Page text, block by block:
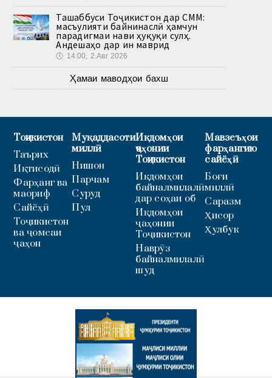
Ташаббуси Тоҷикистон дар СММ:
масъулияти байнинаслӣ ҳамчун
парадигмаи нави ҳуқуқи сулҳ.
Андешаҳо дар ин маврид
🕔 14:00, 2.Авг 2026
Ҳамаи маводҳои бахш
Тоҷикистон
Таърих
Иқтисодӣ
Фарҳанг ва
маориф
Сайёҳӣ
Тоҷикистон
ва ҷомеаи
ҷаҳон
Муқаддасоти
миллӣ
Нишон
Парчам
Суруд
Пул
Иқдомҳои
ҷаҳонии
Тоҷикистон
Иқдомҳои
байналмилалӣ
дар соҳаи об
Иқдомҳои
ҷаҳонии
Тоҷикистон
Наврӯз
байналмилалӣ
шуд
Мавзеъҳои
фарҳангию
сайёҳӣ
Боғи
миллӣ
Саразм
Ҳисор
Ҳулбук